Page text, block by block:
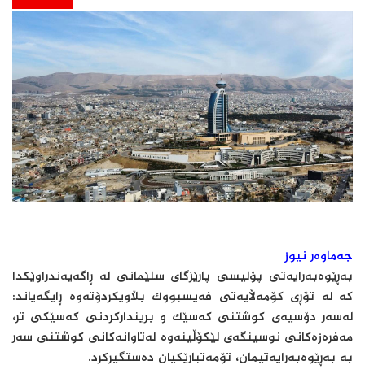
جەماوەر نیوز
بەڕێوەبەرایەتی پۆلیسی پارێزگای سلێمانی لە ڕاگەیەندراوێکدا
کە لە تۆڕی کۆمەڵایەتی فەیسبووک بڵاویکردۆتەوە ڕایگەیاند:
لەسەر دۆسیەی کوشتنی کەسێک و بریندارکردنی کەسێکی تر،
مەفرەزەکانی نوسینگەی لێکۆڵینەوە لەتاوانەکانی کوشتنی سەر
بە بەڕێوەبەرایەتیمان، تۆمەتبارێکیان دەستگیرکرد.